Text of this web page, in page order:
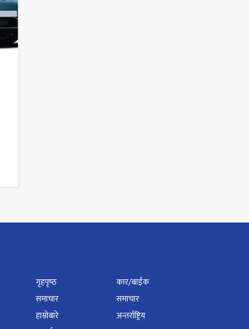
गृहपृष्‍ठ
समाचार
हाम्रोबारे
कार/बाईक
समाचार
अन्तर्राष्ट्रिय